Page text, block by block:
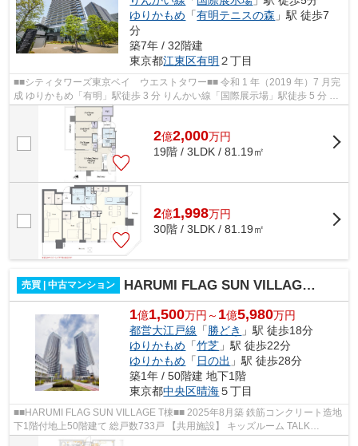
ゆりかもめ 「有明テニスの森 」駅 徒歩7
分
築7年 / 32階建
東京都江東区有明 ２丁目
■■シティタワーズ東京ベイ ウエストタワー■■ 令和 1 年（2019 年）7 月完
成 ゆりかもめ「有明」駅徒歩 3 分 りんかい線「国際展示場」駅徒歩 5 分 総
戸数1539 戸 ペット飼育可（...
2億2,000万円
19階 / 3LDK / 81.19㎡
2億1,998万円
30階 / 3LDK / 81.19㎡
売買 | 中古マンション HARUMI FLAG SUN VILLAGE T棟
1億1,500万円～ 1億5,980万円
都営大江戸線 「 勝どき 」駅 徒歩18分
ゆりかもめ 「竹芝 」駅 徒歩22分
ゆりかもめ 「 日の出 」駅 徒歩28分
築1年 / 50階建 地下1階
東京都中央区晴海５丁目
■■HARUMI FLAG SUN VILLAGE T棟■■ 2025年8月築 鉄筋コンクリート造地
下1階付地上50階建て 総戸数733戸 【共用施設】 キッズルーム TALK
SALON SKY LOUNGE URBAN ゲストルーム パーテ...